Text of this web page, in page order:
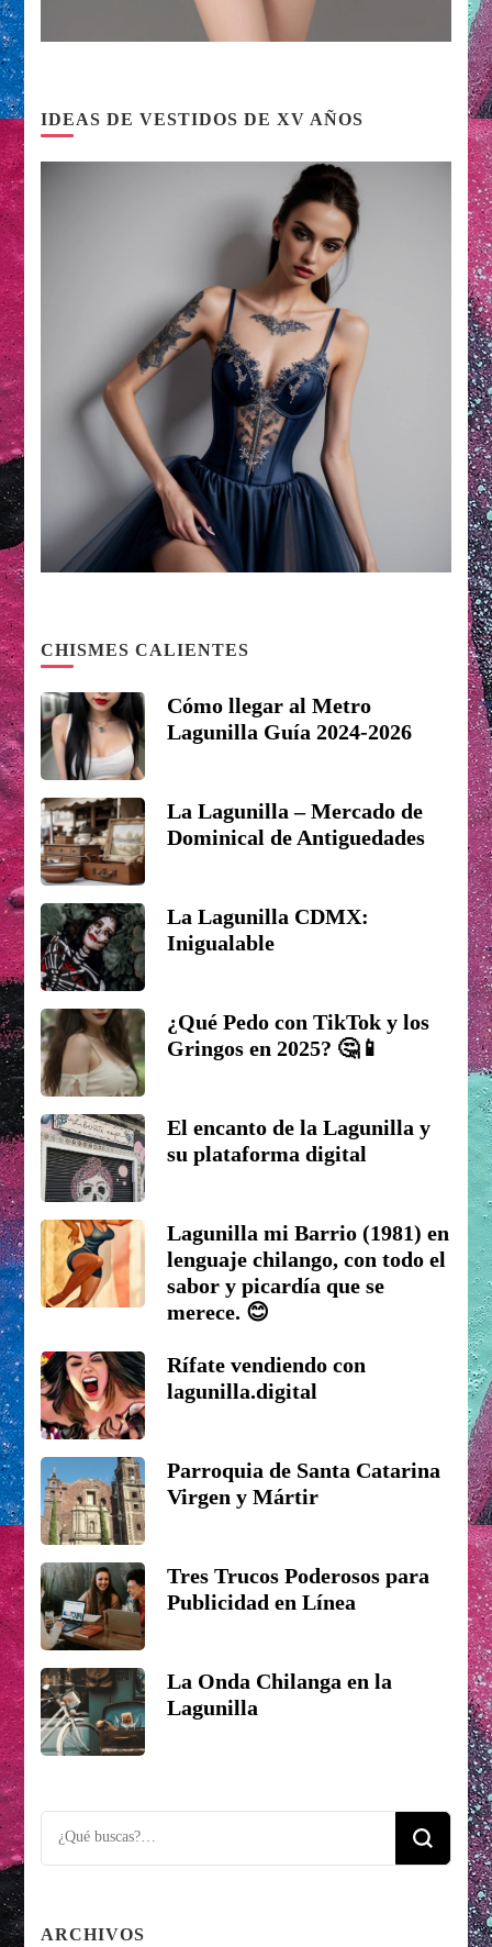
IDEAS DE VESTIDOS DE XV AÑOS
CHISMES CALIENTES
Cómo llegar al Metro
Lagunilla Guía 2024-2026
La Lagunilla – Mercado de
Dominical de Antiguedades
La Lagunilla CDMX:
Inigualable
¿Qué Pedo con TikTok y los
Gringos en 2025? 🤔📱
El encanto de la Lagunilla y
su plataforma digital
Lagunilla mi Barrio (1981) en
lenguaje chilango, con todo el
sabor y picardía que se
merece. 😊
Rífate vendiendo con
lagunilla.digital
Parroquia de Santa Catarina
Virgen y Mártir
Tres Trucos Poderosos para
Publicidad en Línea
La Onda Chilanga en la
Lagunilla
Looking
ARCHIVOS